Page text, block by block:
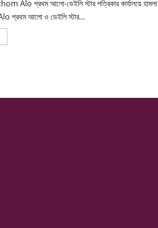
Alo প্রথম আলো-ডেইলি স্টার পত্রিকার কার্যালয়ে হামলা
প্রথম আলো ও ডেইলি স্টার...